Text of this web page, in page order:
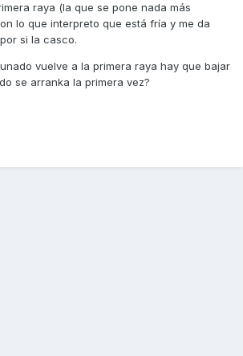
raya (la que se pone nada más
lo que interpreto que está fría y me da
si la casco.
vuelve a la primera raya hay que bajar
se arranka la primera vez?